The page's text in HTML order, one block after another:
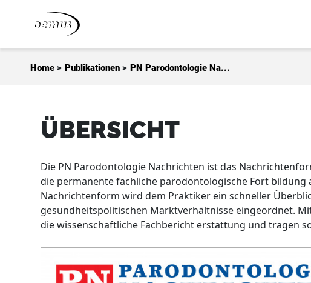
Home > Publikationen > PN Parodontologie Na...
ÜBERSICHT
Die PN Parodontologie Nachrichten ist das
die permanente fachliche parodontologische Fort
Nachrichtenform wird dem Praktiker ein schneller
gesundheitspolitischen Marktverhältnisse eingeordnet.
die wissenschaftliche Fachbericht erstattung und tragen